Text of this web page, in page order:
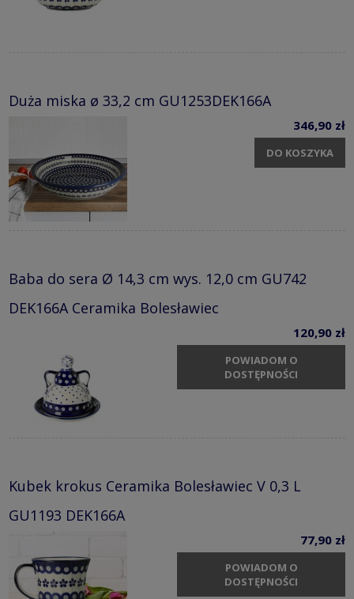
Duża miska ø 33,2 cm GU1253DEK166A
346,90 zł
DO KOSZYKA
Baba do sera Ø 14,3 cm wys. 12,0 cm GU742
DEK166A Ceramika Bolesławiec
120,90 zł
POWIADOM O
DOSTĘPNOŚCI
Kubek krokus Ceramika Bolesławiec V 0,3 L
GU1193 DEK166A
77,90 zł
POWIADOM O
DOSTĘPNOŚCI